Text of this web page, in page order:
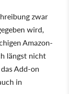
zwar
wird,
Amazon-
längst nicht
Add-on
in